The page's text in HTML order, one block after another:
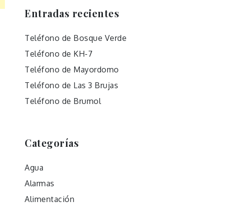
Entradas recientes
Teléfono de Bosque Verde
Teléfono de KH-7
Teléfono de Mayordomo
Teléfono de Las 3 Brujas
Teléfono de Brumol
Categorías
Agua
Alarmas
Alimentación